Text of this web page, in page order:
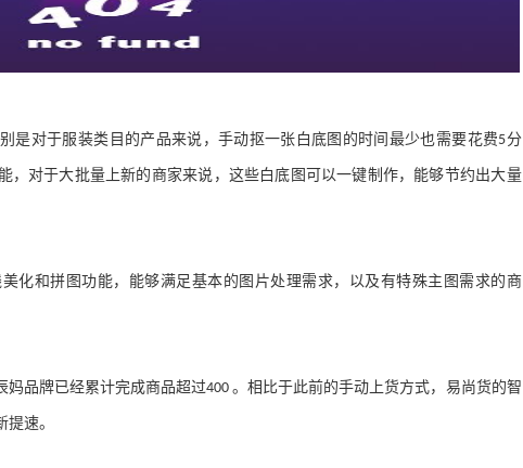
是对于服装类目的产品来说 ， 手动抠一张白底图的时间最少也需要花费5分
， 对于大批量上新的商家来说 ， 这些白底图可以一键制作， 能够节约出大量
化和拼图功能， 能够满足基本的图片处理需求， 以及有特殊主图需求的商
妈品牌已经累计完成商品超过400。相比于此前的手动上货方式， 易尚货的智
提速。